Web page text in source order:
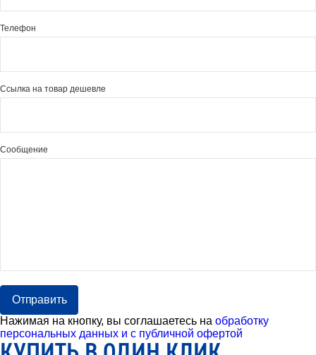
Телефон
Ссылка на товар дешевле
Сообщение
Отправить
Нажимая на кнопку, вы соглашаетесь на обработку
персональных данных и с публичной офертой